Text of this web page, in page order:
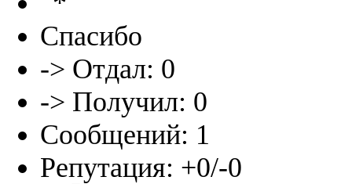
Спасибо
-> Отдал: 0
-> Получил: 0
Сообщений: 1
Репутация: +0/-0